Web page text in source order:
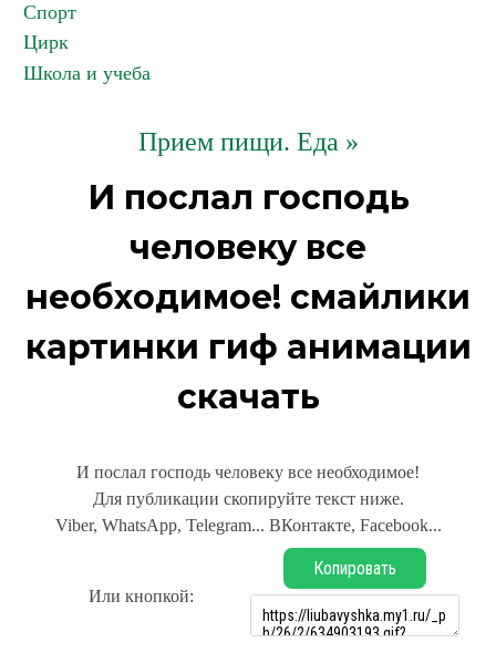
Спорт
Цирк
Школа и учеба
Прием пищи. Еда »
И послал господь
человеку все
необходимое! смайлики
картинки гиф анимации
скачать
И послал господь человеку все необходимое!
Для публикации скопируйте текст ниже.
Viber, WhatsApp, Telegram... ВКонтакте, Facebook...
Или кнопкой:
Копировать